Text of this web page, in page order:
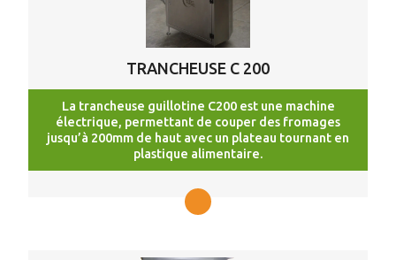
TRANCHEUSE C 200
La trancheuse guillotine C200 est une machine
électrique, permettant de couper des fromages
jusqu’à 200mm de haut avec un plateau tournant en
plastique alimentaire.